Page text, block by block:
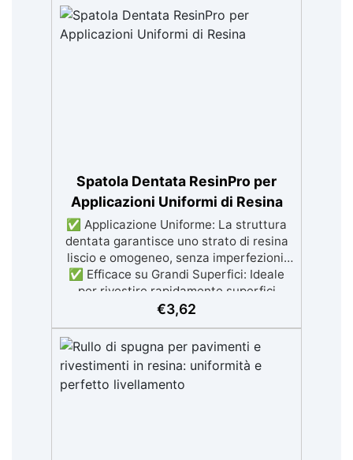
applicare: Video Guida completa inclusa,
3 semplici passaggi, dalla preparazione
della superficie alla finitura protettiva
Spatola Dentata ResinPro per
Applicazioni Uniformi di Resina
✅ Applicazione Uniforme: La struttura
dentata garantisce uno strato di resina
liscio e omogeneo, senza imperfezioni.
✅ Efficace su Grandi Superfici: Ideale
per rivestire rapidamente superfici
ampie come tavoli e vassoi,
dei Difetti: Minimizza le irregolarità,
garantendo una finitura finale perfetta e
professionale. ✅ Perfetta per Resine
Autolivellanti: Ottimale per l’applicazione
€3,62